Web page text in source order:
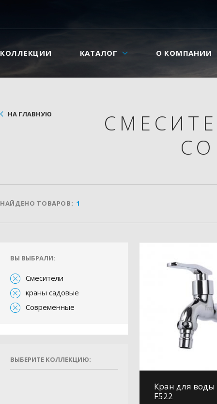
КОЛЛЕКЦИИ КАТАЛОГ О КОМПАНИИ
НА ГЛАВНУЮ
НАЙДЕНО ТОВАРОВ: 1
ВЫ ВЫБРАЛИ:
Смесители
краны садовые
Современные
ВЫБЕРИТЕ КОЛЛЕКЦИЮ:
Кран для воды
F522